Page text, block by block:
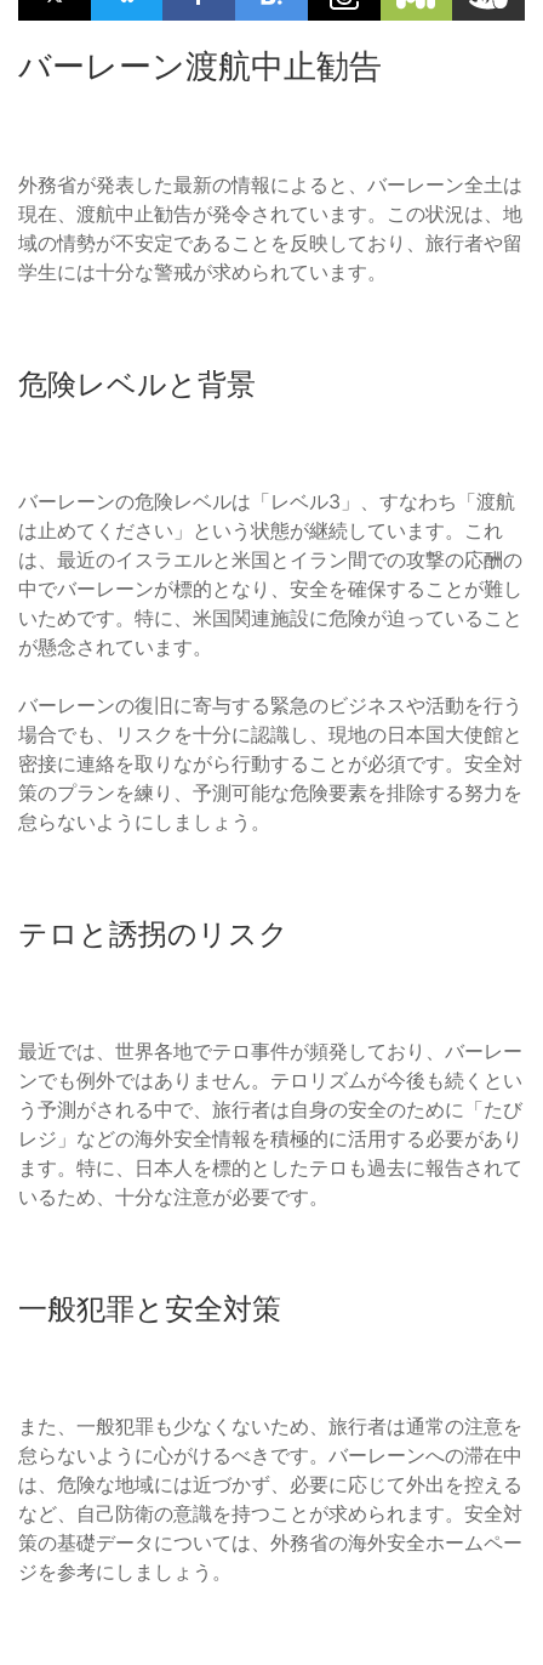
バーレーン渡航中止勧告
外務省が発表した最新の情報によると、バーレーン全土は
現在、渡航中止勧告が発令されています。この状況は、地
域の情勢が不安定であることを反映しており、旅行者や留
学生には十分な警戒が求められています。
危険レベルと背景
バーレーンの危険レベルは「レベル3」、すなわち「渡航
は止めてください」という状態が継続しています。これ
は、最近のイスラエルと米国とイラン間での攻撃の応酬の
中でバーレーンが標的となり、安全を確保することが難し
いためです。特に、米国関連施設に危険が迫っていること
が懸念されています。
バーレーンの復旧に寄与する緊急のビジネスや活動を行う
場合でも、リスクを十分に認識し、現地の日本国大使館と
密接に連絡を取りながら行動することが必須です。安全対
策のプランを練り、予測可能な危険要素を排除する努力を
怠らないようにしましょう。
テロと誘拐のリスク
最近では、世界各地でテロ事件が頻発しており、バーレー
ンでも例外ではありません。テロリズムが今後も続くとい
う予測がされる中で、旅行者は自身の安全のために「たび
レジ」などの海外安全情報を積極的に活用する必要があり
ます。特に、日本人を標的としたテロも過去に報告されて
いるため、十分な注意が必要です。
一般犯罪と安全対策
また、一般犯罪も少なくないため、旅行者は通常の注意を
怠らないように心がけるべきです。バーレーンへの滞在中
は、危険な地域には近づかず、必要に応じて外出を控える
など、自己防衛の意識を持つことが求められます。安全対
策の基礎データについては、外務省の海外安全ホームペー
ジを参考にしましょう。